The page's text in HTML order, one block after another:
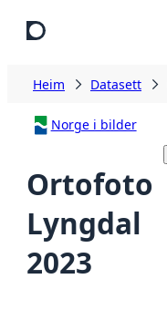
Heim Datasett
Norge i bilder
Ortofoto
Lyngdal
2023